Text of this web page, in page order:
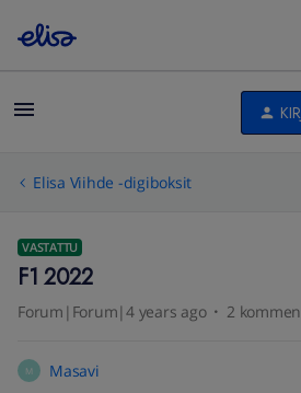
Elisa Viihde -digiboksit
VASTATTU
F1 2022
Forum|Forum|4 years ago 2
M Masavi